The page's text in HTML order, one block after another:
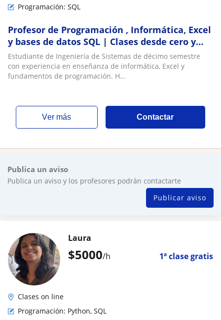
Programación: SQL
Profesor de Programación , Informática, Excel
y bases de datos SQL | Clases desde cero y
prácticas
Estudiante de Ingeniería de Sistemas de décimo semestre
con experiencia en enseñanza de informática, Excel y
fundamentos de programación. H...
ver más Contactar
Publica un aviso
Publica un aviso y los profesores podrán contactarte
Publicar aviso
$5000/h 1ª clase gratis
Laura
Clases on line
Programación: Python, SQL